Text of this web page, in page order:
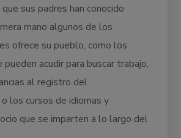
sus padres han conocido
mano algunos de los
ofrece su pueblo, como los
acudir para buscar trabajo,
al registro del
los cursos de idiomas y
que se imparten a lo largo del